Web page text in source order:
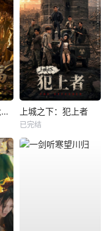
八朵金花有福，六零猎户爹进山挖宝藏 上城之下：犯上者
已完结